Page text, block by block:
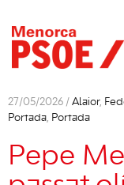
27/05/2026 / Alaior,
Portada, Portada
Pepe